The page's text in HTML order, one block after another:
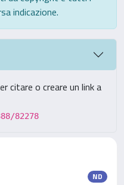
indicazione.
citare o creare un link a
82278
ND